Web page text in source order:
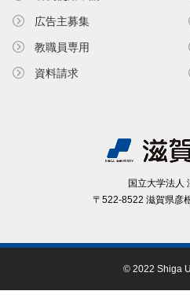
国⽴⼤学法⼈
〒522-8522 滋賀県彦
広告主募集
教職員専⽤
資料請求
© 2022 Shiga